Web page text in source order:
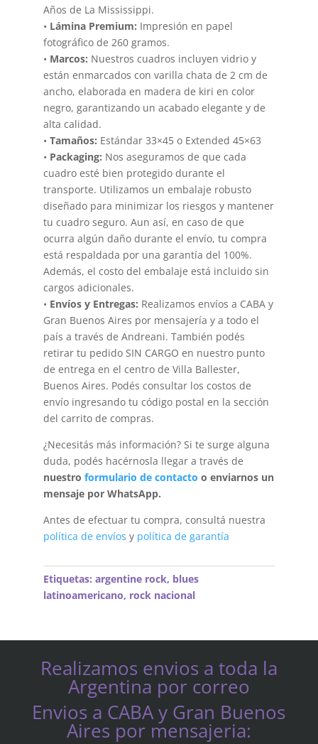
Años de La Mississippi.
• Lámina Premium: Impresión en papel
fotográfico de 260 gramos.
• Marcos: Nuestros cuadros incluyen vidrio y
están enmarcados con varilla chata de 2 cm de
ancho, elaborada en madera de kiri en color
negro, garantizando un acabado elegante y de
alta calidad.
• Tamaños: Estándar 33×45 o Extended 45×63
• Packaging: Nos aseguramos de que cada
cuadro esté bien protegido durante el
transporte. Utilizamos un embalaje robusto
diseñado para minimizar los riesgos y mantener
tu cuadro seguro. Aun así, en caso de que
ocurra algún daño durante el envío, tu compra
está respaldada por una garantía del 100%.
Además, el costo del embalaje está incluido sin
cargos adicionales.
• Envíos y Entregas: Realizamos envíos a CABA y
Gran Buenos Aires por mensajería y a todo el
país a través de Andreani. También podés
retirar tu pedido SIN CARGO en nuestro punto
de entrega en el centro de Villa Ballester,
Buenos Aires. Podés consultar los costos de
envío ingresando tu código postal en la sección
del carrito de compras.
¿Necesitás más información? Si te surge alguna
duda, podés hacérnosla llegar a través de
nuestro formulario de contacto o enviarnos un
mensaje por WhatsApp.
Antes de efectuar tu compra, consultá nuestra
política de envíos y política de garantía
Etiquetas: argentine rock, blues
latinoamericano, rock nacional
Realizamos envios a toda la
Argentina por correo
Envios a CABA y Gran Buenos
Aires por mensajeria: